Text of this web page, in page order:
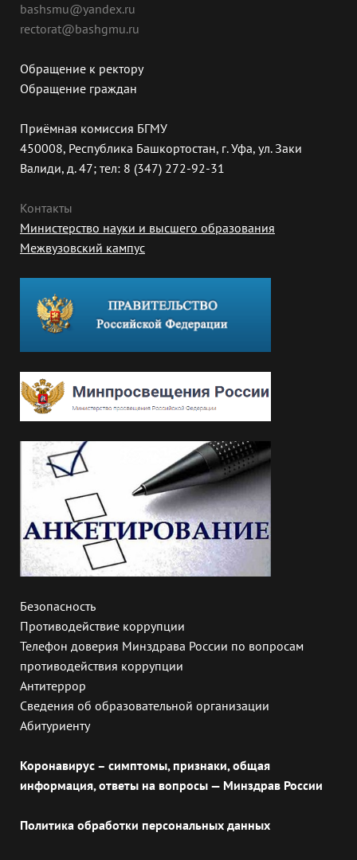
bashsmu@yandex.ru
rectorat@bashgmu.ru
Обращение к ректору
Обращение граждан
Приёмная комиссия БГМУ
450008, Республика Башкортостан, г. Уфа, ул. Заки
Валиди, д. 47; тел: 8 (347) 272-92-31
Контакты
Министерство науки и высшего образования
Межвузовский кампус
Безопасность
Противодействие коррупции
Телефон доверия Минздрава России по вопросам
противодействия коррупции
Антитеррор
Сведения об образовательной организации
Абитуриенту
Коронавирус – симптомы, признаки, общая
информация, ответы на вопросы — Минздрав России
Политика обработки персональных данных